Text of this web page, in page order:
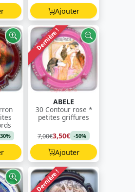
Ajouter
Dernière !
ABELE
30 Contour rose *
petites griffures
7,00€3,50€ -50%
Ajouter
Dernière !